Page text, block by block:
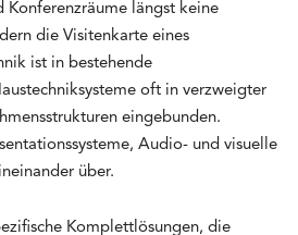
Konferenzräume längst keine
die Visitenkarte eines
ist in bestehende
oft in verzweigter
eingebunden.
Audio- und visuelle
über.
Komplettlösungen, die